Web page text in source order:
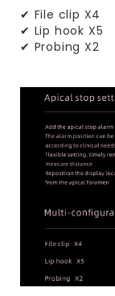
✔ File clip X4
✔ Lip hook X5
✔ Probing X2